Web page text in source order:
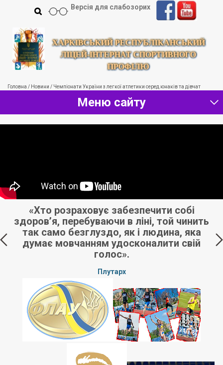
ХАРКІВСЬКИЙ РЕСПУБЛІКАНСЬКИЙ
ЛІЦЕЙ-ІНТЕРНАТ СПОРТИВНОГО
ПРОФІЛЮ
Версія для слабозорих
Головна / Новини / Чемпіонати України з легкої атлетики серед юнаків та дівчат
Меню сайту
«Хто розраховує забезпечити собі
здоров’я, перебуваючи в ліні, той чинить
так само безглуздо, як і людина, яка
думає мовчанням удосконалити свій
голос».
Плутарх